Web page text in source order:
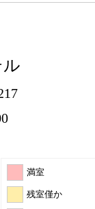
満室
残室僅か